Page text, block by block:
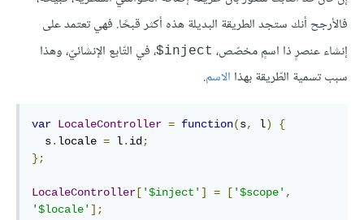
فالأرجح أنك ستجد الطريقة البديلة هذه أكثر قبحًا. فهي تعتمد على
إنشاء عنصرٍ ذا اسمٍ مخصّص، inject$
، في التّابع الإنشائيّ، وهذا
سبب تسمية الطّريقة بهذا الاسم.
var LocaleController = function(s, l)
{
  s
. locale = l. id;
};
LocaleController [ '$inject' ] = [ '$scope' ,
'$locale' ];